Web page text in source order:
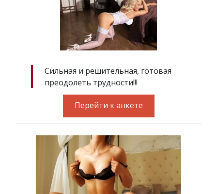
Сильная и решительная, готовая
преодолеть трудности!!!
Перейти к анкете